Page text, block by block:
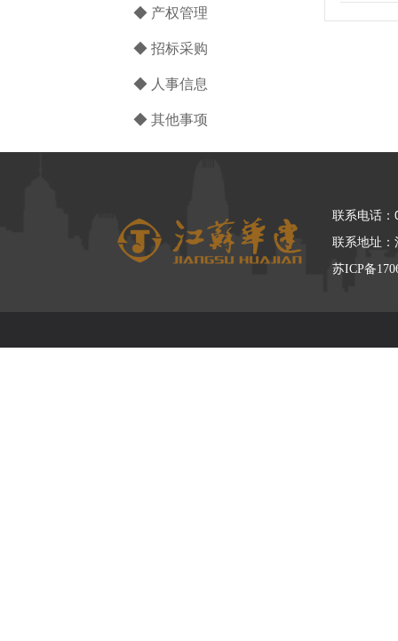
◆ 产权管理
◆ 招标采购
◆ 人事信息
◆ 其他事项
联系电话
联系地址
苏ICP备